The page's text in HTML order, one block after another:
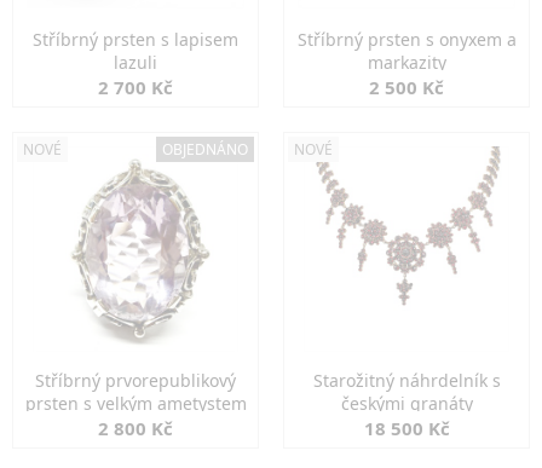
Stříbrný prsten s lapisem
lazuli
2 700 Kč
Stříbrný prsten s onyxem a
markazity
2 500 Kč
NOVÉ OBJEDNÁNO
Stříbrný prvorepublikový
prsten s velkým ametystem
2 800 Kč
NOVÉ
Starožitný náhrdelník s
českými granáty
18 500 Kč